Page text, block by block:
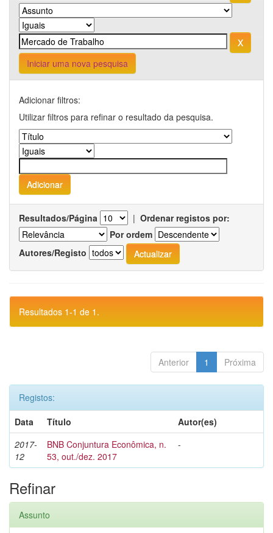
Iniciar uma nova pesquisa
Adicionar filtros:
Utilizar filtros para refinar o resultado da pesquisa.
Resultados/Página | Ordenar registos por:
Por ordem
Autores/Registo
Resultados 1-1 de 1.
Anterior 1 Próxima
Registos:
Data
Título
Autor(es)
2017-
12
BNB Conjuntura Econômica, n.
53, out./dez. 2017
-
Refinar
Assunto